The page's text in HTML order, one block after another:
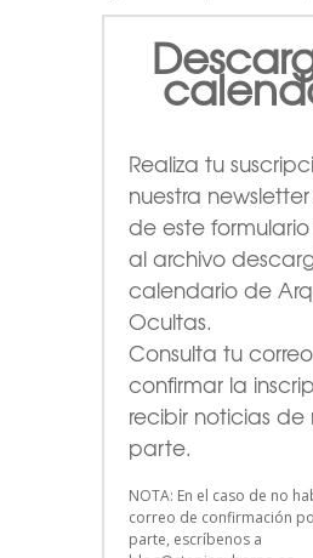
Realiza tu
nuestra
de este formulario
al archivo
calendario de
Ocultas.
Consulta tu
confirmar la
recibir noticias de
parte.
NOTA: En el caso de no
correo de confirmación
parte, escríbenos a